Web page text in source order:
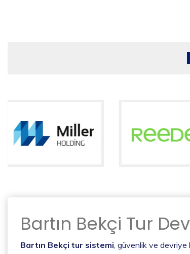
Bartın Bekçi Tur
Bartın Bekçi tur sistemi , güvenlik ve